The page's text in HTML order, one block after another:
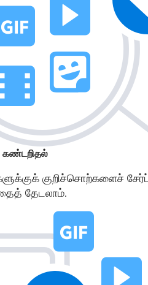
கண்டறிதல்
குறிச்சொற்களைச்
தேடலாம்.